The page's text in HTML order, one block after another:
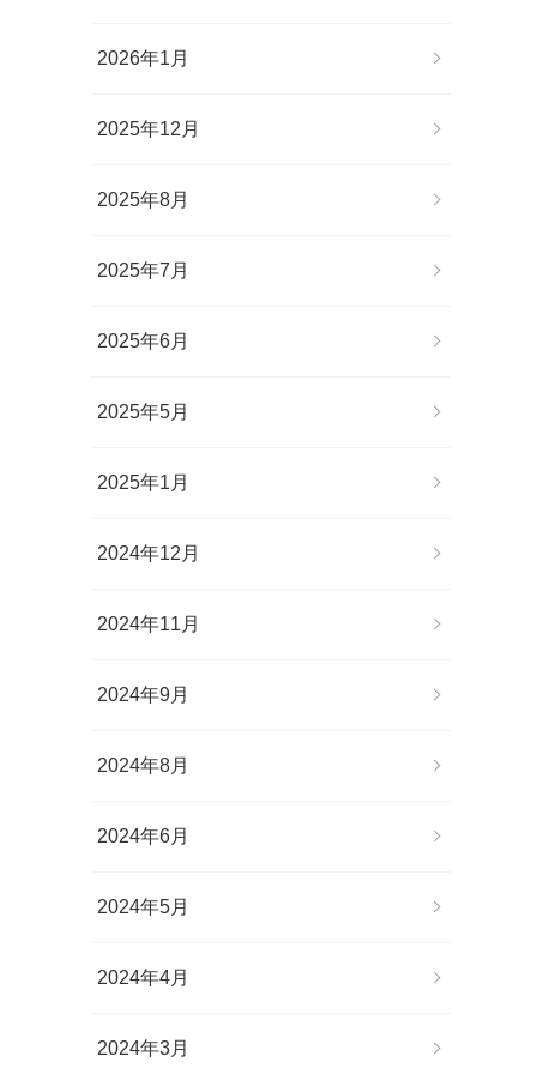
2026年1月
2025年12月
2025年8月
2025年7月
2025年6月
2025年5月
2025年1月
2024年12月
2024年11月
2024年9月
2024年8月
2024年6月
2024年5月
2024年4月
2024年3月